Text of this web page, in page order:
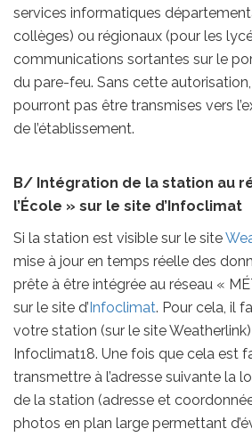
services informatiques
collèges) ou régionaux (pour les
communications sortantes sur le
du pare-feu. Sans cette
pourront pas être transmises vers
de l’établissement.
B/ Intégration de la station au
l’École » sur le site d’Infoclimat
Si la station est visible sur le site
mise à jour en temps réelle des
prête à être intégrée au réseau «
sur le site d’ Infoclimat. Pour cela, il
votre station (sur le site
Infoclimat18. Une fois que cela est
transmettre à l’adresse suivante la
de la station (adresse et
photos en plan large permettant